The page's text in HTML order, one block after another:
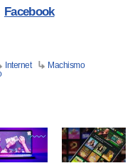
Facebook
Internet
Machismo